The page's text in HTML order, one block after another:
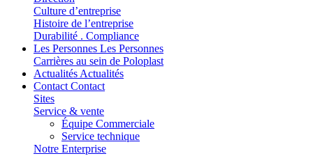
Culture d’entreprise
Histoire de l’entreprise
Durabilité . Compliance
Les Personnes Les Personnes
Carrières au sein de Poloplast
Actualités Actualités
Contact Contact
Sites
Service & vente
Équipe Commerciale
Service technique
Notre Enterprise